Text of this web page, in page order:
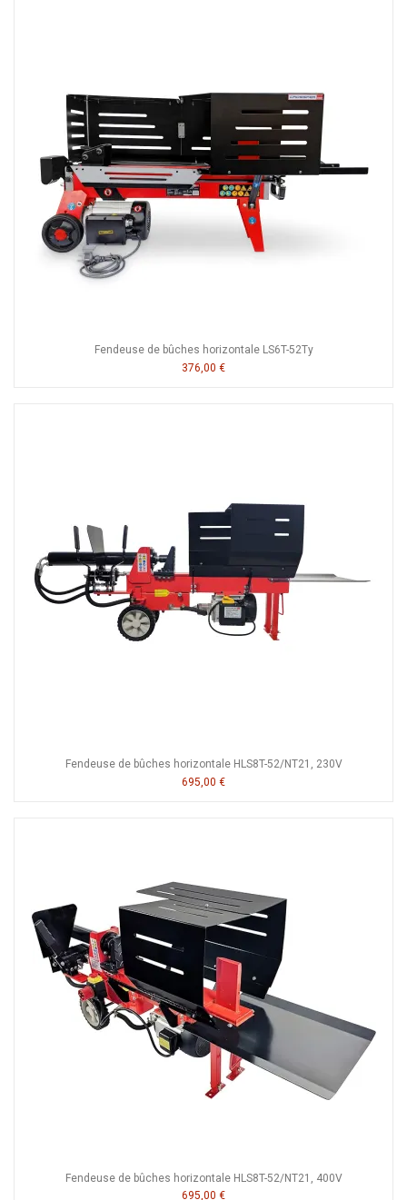
Fendeuse de bûches horizontale LS6T-52Ty
376,00 €
Fendeuse de bûches horizontale HLS8T-52/NT21, 230V
695,00 €
Fendeuse de bûches horizontale HLS8T-52/NT21, 400V
695,00 €